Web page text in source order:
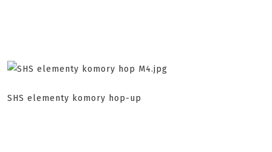
SHS elementy komory hop-up